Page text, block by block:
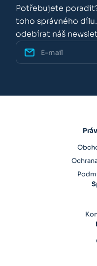
Potřebujete
toho správného
odebírat náš